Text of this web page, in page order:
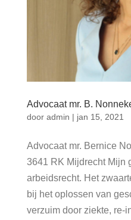
Advocaat mr. B.
door admin | jan 15, 2021
Advocaat mr. Bernice
3641 RK Mijdrecht Mijn
arbeidsrecht. Het
bij het oplossen van
verzuim door ziekte, re-